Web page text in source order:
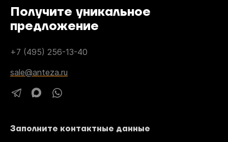
Получите уникальное
предложение
+7 (495) 256-13-40
sale@anteza.ru
Заполните контактные данные